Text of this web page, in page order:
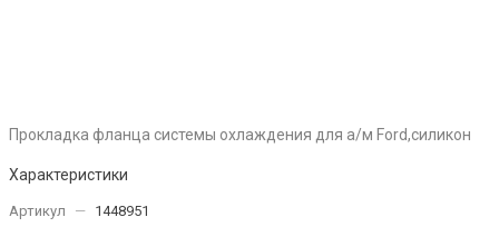
Прокладка фланца системы охлаждения для а/м Ford,силикон
Характеристики
Артикул — 1448951